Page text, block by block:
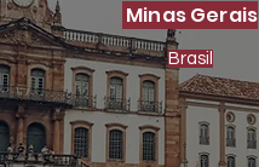
Minas Gerais
Brasil